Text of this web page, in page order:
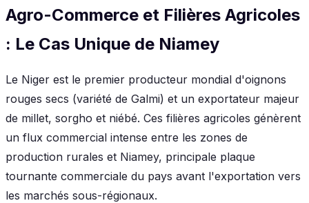
Agro-Commerce et Filières Agricoles
: Le Cas Unique de Niamey
Le Niger est le premier producteur mondial d'oignons
rouges secs (variété de Galmi) et un exportateur majeur
de millet, sorgho et niébé. Ces filières agricoles génèrent
un flux commercial intense entre les zones de
production rurales et Niamey, principale plaque
tournante commerciale du pays avant l'exportation vers
les marchés sous-régionaux.